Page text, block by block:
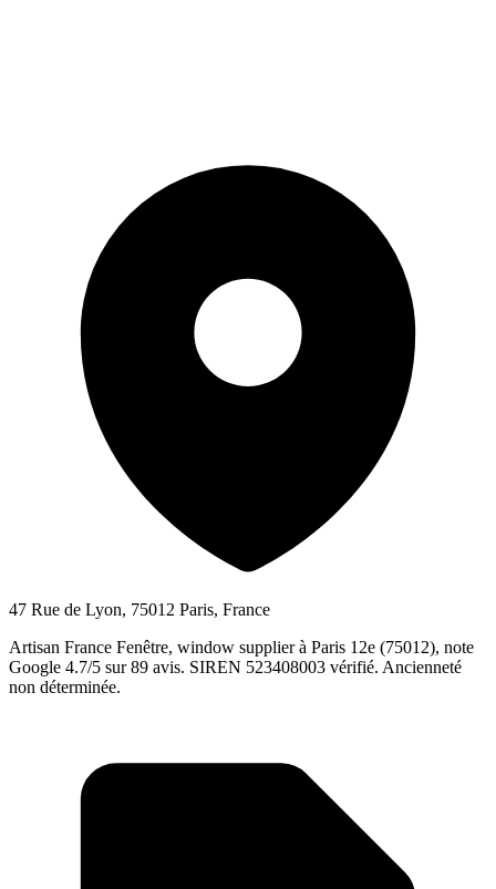
47 Rue de Lyon, 75012 Paris, France
Artisan France Fenêtre, window supplier à Paris 12e (75012), note
Google 4.7/5 sur 89 avis. SIREN 523408003 vérifié. Ancienneté
non déterminée.